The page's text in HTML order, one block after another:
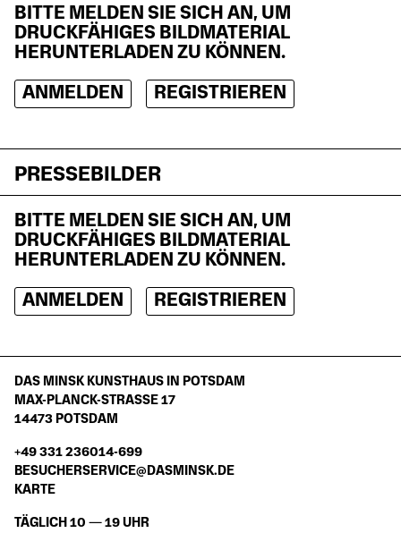
BITTE MELDEN SIE SICH AN, UM
DRUCKFÄHIGES BILDMATERIAL
HERUNTERLADEN ZU KÖNNEN.
ANMELDEN
REGISTRIEREN
PRESSEBILDER
BITTE MELDEN SIE SICH AN, UM
DRUCKFÄHIGES BILDMATERIAL
HERUNTERLADEN ZU KÖNNEN.
ANMELDEN
REGISTRIEREN
DAS MINSK KUNSTHAUS IN POTSDAM
MAX-PLANCK-STRASSE 17
14473 POTSDAM
+49 331 236014-699
BESUCHERSERVICE@DASMINSK.DE
KARTE
TÄGLICH 10 — 19 UHR